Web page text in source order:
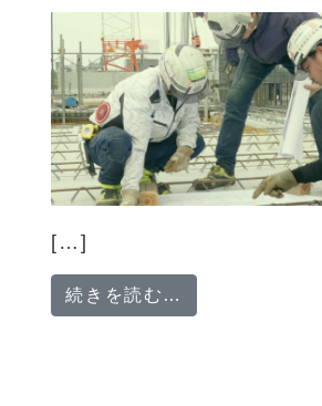
[…]
続きを読む…